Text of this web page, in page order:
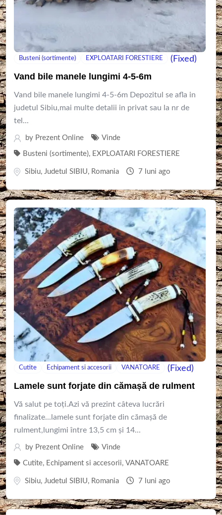
Busteni (sortimente) EXPLOATARI FORESTIERE (Fixed)
Vand bile manele lungimi 4-5-6m
Vand bile manele lungimi 4-5-6m Depozitul se afla in
judetul Sibiu,mai multe detalii in privat sau la nr de
tel...
by Prezent Online Vinde
Busteni (sortimente), EXPLOATARI FORESTIERE
Sibiu, Judetul SIBIU, Romania 7 luni ago
Cutite Echipament si accesorii VANATOARE (Fixed)
Lamele sunt forjate din cămașă de rulment
Vă salut pe toți.Azi vă prezint câteva lucrări
finalizate...lamele sunt forjate din cămașă de
rulment,lungimi între 13,5 cm și 14...
by Prezent Online Vinde
Cutite, Echipament si accesorii, VANATOARE
Sibiu, Judetul SIBIU, Romania 7 luni ago